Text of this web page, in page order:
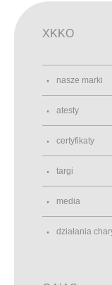
XKKO
nasze marki
atesty
certyfikaty
targi
media
działania